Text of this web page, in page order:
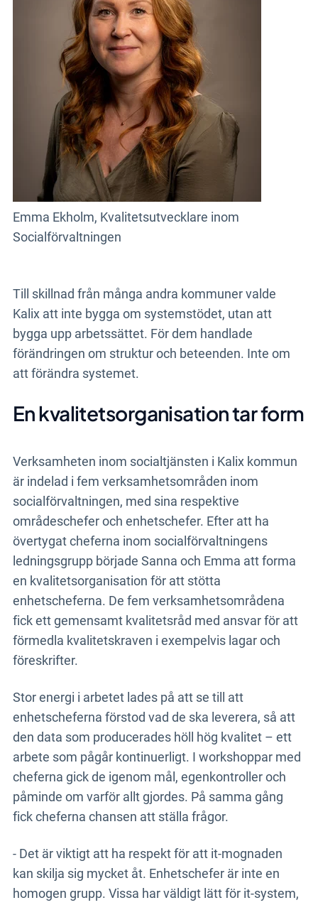
Emma Ekholm, Kvalitetsutvecklare inom
Socialförvaltningen
Till skillnad från många andra kommuner valde
Kalix att inte bygga om systemstödet, utan att
bygga upp arbetssättet. För dem handlade
förändringen om struktur och beteenden. Inte om
att förändra systemet.
En kvalitetsorganisation tar form
Verksamheten inom socialtjänsten i Kalix kommun
är indelad i fem verksamhetsområden inom
socialförvaltningen, med sina respektive
områdeschefer och enhetschefer. Efter att ha
övertygat cheferna inom socialförvaltningens
ledningsgrupp började Sanna och Emma att forma
en kvalitetsorganisation för att stötta
enhetscheferna. De fem verksamhetsområdena
fick ett gemensamt kvalitetsråd med ansvar för att
förmedla kvalitetskraven i exempelvis lagar och
föreskrifter.
Stor energi i arbetet lades på att se till att
enhetscheferna förstod vad de ska leverera, så att
den data som producerades höll hög kvalitet – ett
arbete som pågår kontinuerligt. I workshoppar med
cheferna gick de igenom mål, egenkontroller och
påminde om varför allt gjordes. På samma gång
fick cheferna chansen att ställa frågor.
- Det är viktigt att ha respekt för att it-mognaden
kan skilja sig mycket åt. Enhetschefer är inte en
homogen grupp. Vissa har väldigt lätt för it-system,